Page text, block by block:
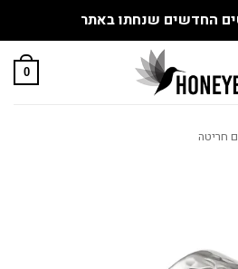
החדשים שנחתו באתר
0
חריטה